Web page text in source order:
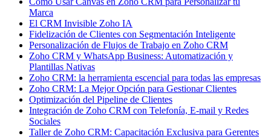
Marca
El CRM Invisible Zoho IA
Fidelización de Clientes con Segmentación Inteligente
Personalización de Flujos de Trabajo en Zoho CRM
Zoho CRM y WhatsApp Business: Automatización y
Plantillas Nativas
Zoho CRM: la herramienta escencial para todas las empresas
Zoho CRM: La Mejor Opción para Gestionar Clientes
Optimización del Pipeline de Clientes
Integración de Zoho CRM con Telefonía, E-mail y Redes
Sociales
Taller de Zoho CRM: Capacitación Exclusiva para Gerentes